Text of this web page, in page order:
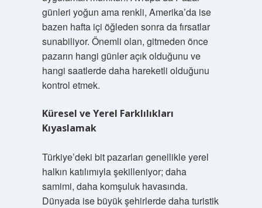
günleri yoğun ama renkli, Amerika’da ise
bazen hafta içi öğleden sonra da fırsatlar
sunabiliyor. Önemli olan, gitmeden önce
pazarın hangi günler açık olduğunu ve
hangi saatlerde daha hareketli olduğunu
kontrol etmek.
Küresel ve Yerel Farklılıkları
Kıyaslamak
Türkiye’deki bit pazarları genellikle yerel
halkın katılımıyla şekilleniyor; daha
samimi, daha komşuluk havasında.
Dünyada ise büyük şehirlerde daha turistik